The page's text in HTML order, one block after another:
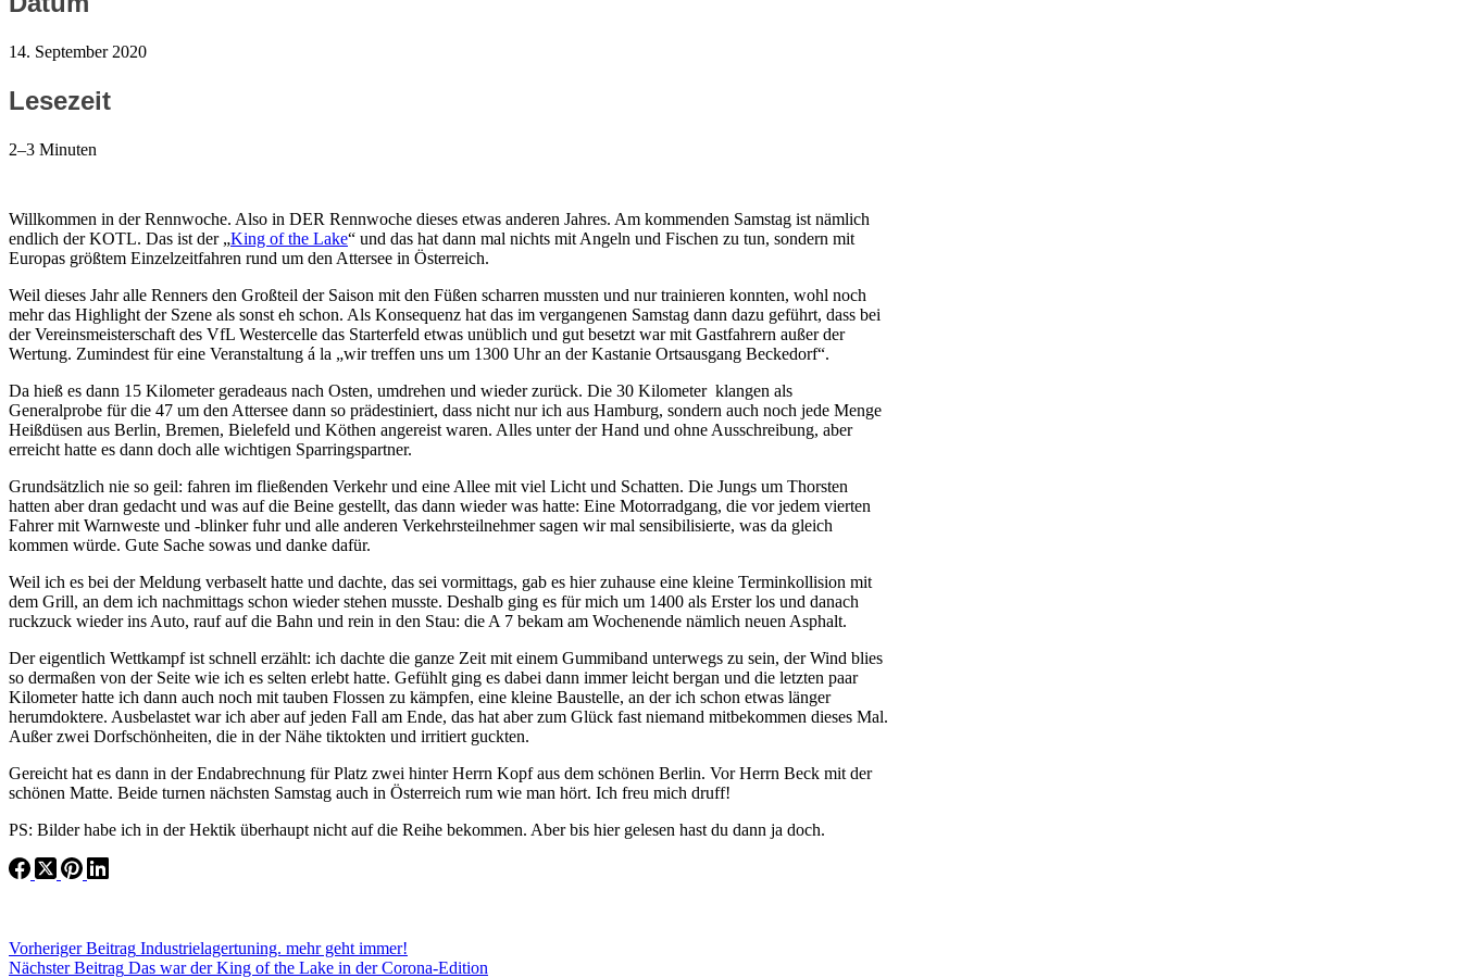
14. September 2020
Lesezeit
2–3 Minuten
Willkommen in der Rennwoche. Also in DER Rennwoche dieses etwas anderen Jahres. Am kommenden Samstag ist nämlich
endlich der KOTL. Das ist der „King of the Lake“ und das hat dann mal nichts mit Angeln und Fischen zu tun, sondern mit
Europas größtem Einzelzeitfahren rund um den Attersee in Österreich.
Weil dieses Jahr alle Renners den Großteil der Saison mit den Füßen scharren mussten und nur trainieren konnten, wohl noch
mehr das Highlight der Szene als sonst eh schon. Als Konsequenz hat das im vergangenen Samstag dann dazu geführt, dass bei
der Vereinsmeisterschaft des VfL Westercelle das Starterfeld etwas unüblich und gut besetzt war mit Gastfahrern außer der
Wertung. Zumindest für eine Veranstaltung á la „wir treffen uns um 1300 Uhr an der Kastanie Ortsausgang Beckedorf“.
Da hieß es dann 15 Kilometer geradeaus nach Osten, umdrehen und wieder zurück. Die 30 Kilometer klangen als
Generalprobe für die 47 um den Attersee dann so prädestiniert, dass nicht nur ich aus Hamburg, sondern auch noch jede Menge
Heißdüsen aus Berlin, Bremen, Bielefeld und Köthen angereist waren. Alles unter der Hand und ohne Ausschreibung, aber
erreicht hatte es dann doch alle wichtigen Sparringspartner.
Grundsätzlich nie so geil: fahren im fließenden Verkehr und eine Allee mit viel Licht und Schatten. Die Jungs um Thorsten
hatten aber dran gedacht und was auf die Beine gestellt, das dann wieder was hatte: Eine Motorradgang, die vor jedem vierten
Fahrer mit Warnweste und -blinker fuhr und alle anderen Verkehrsteilnehmer sagen wir mal sensibilisierte, was da gleich
kommen würde. Gute Sache sowas und danke dafür.
Weil ich es bei der Meldung verbaselt hatte und dachte, das sei vormittags, gab es hier zuhause eine kleine Terminkollision mit
dem Grill, an dem ich nachmittags schon wieder stehen musste. Deshalb ging es für mich um 1400 als Erster los und danach
ruckzuck wieder ins Auto, rauf auf die Bahn und rein in den Stau: die A 7 bekam am Wochenende nämlich neuen Asphalt.
Der eigentlich Wettkampf ist schnell erzählt: ich dachte die ganze Zeit mit einem Gummiband unterwegs zu sein, der Wind blies
so dermaßen von der Seite wie ich es selten erlebt hatte. Gefühlt ging es dabei dann immer leicht bergan und die letzten paar
Kilometer hatte ich dann auch noch mit tauben Flossen zu kämpfen, eine kleine Baustelle, an der ich schon etwas länger
herumdoktere. Ausbelastet war ich aber auf jeden Fall am Ende, das hat aber zum Glück fast niemand mitbekommen dieses Mal.
Außer zwei Dorfschönheiten, die in der Nähe tiktokten und irritiert guckten.
Gereicht hat es dann in der Endabrechnung für Platz zwei hinter Herrn Kopf aus dem schönen Berlin. Vor Herrn Beck mit der
schönen Matte. Beide turnen nächsten Samstag auch in Österreich rum wie man hört. Ich freu mich druff!
PS: Bilder habe ich in der Hektik überhaupt nicht auf die Reihe bekommen. Aber bis hier gelesen hast du dann ja doch.
VorherigerBeitrag Industrielagertuning. mehr geht immer!
NächsterBeitrag Das war der King of the Lake in der Corona-Edition